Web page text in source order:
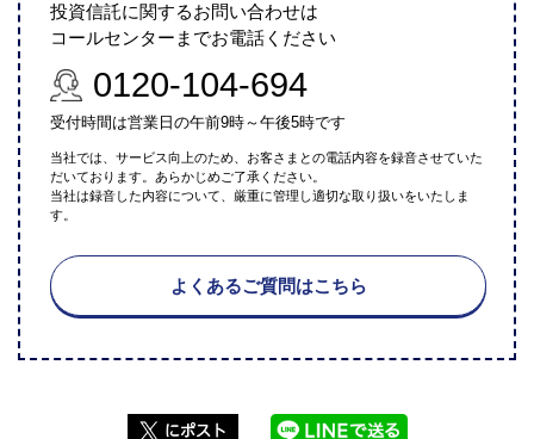
投資信託に関するお問い合わせは
コールセンターまでお電話ください
0120-104-694
受付時間は営業日の午前9時～午後5時です
当社では、サービス向上のため、お客さまとの電話内容を録音させていた
だいております。あらかじめご了承ください。
当社は録音した内容について、厳重に管理し適切な取り扱いをいたしま
す。
よくあるご質問はこちら